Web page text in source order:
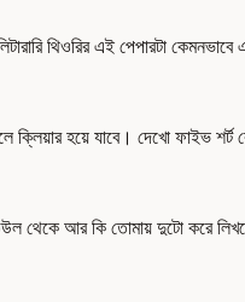
থিওরির এই পেপারটা
ক্লিয়ার হয়ে যাবে। দেখো ফাইভ
আর কি তোমায় দুটো করে